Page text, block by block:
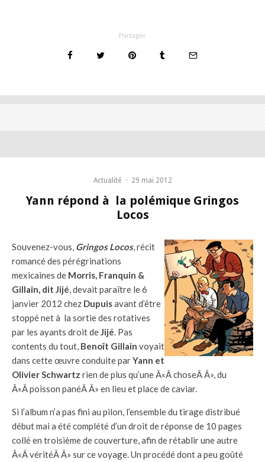
Partager
Actualité · 29 mai 2012
Yann répond à la polémique Gringos
Locos
Souvenez-vous, Gringos Locos, récit
romancé des pérégrinations
mexicaines de Morris, Franquin &
Gillain, dit Jijé, devait paraître le 6
janvier 2012 chez Dupuisavant d’être
stoppé net à la sortie des rotatives
par les ayants droit deJijé. Pas
contents du tout, Benoît Gillain voyait
dans cette œuvre conduite parYann et
Olivier Schwartz rien de plus qu’une Â«Â choseÂ Â», du
Â«Â poisson panéÂ Â» en lieu et place de caviar.
Si l’album n’a pas fini au pilon, l’ensemble du tirage distribué
début mai a été complété d’un droit de réponse de 10 pages
collé en troisième de couverture, afin de rétablir une autre
Â«Â véritéÂ Â» sur ce voyage. Un procédé dont a peu goûté